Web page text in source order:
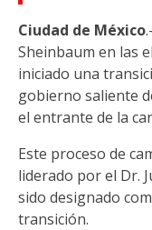
Ciudad de México
Sheinbaum en las
iniciado una
gobierno saliente
el entrante de la
Este proceso de
liderado por el Dr.
sido designado
transición.